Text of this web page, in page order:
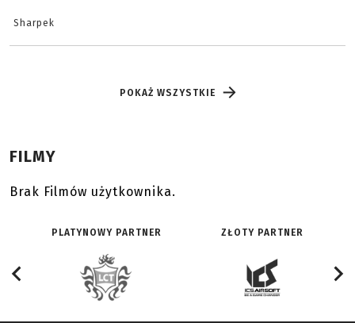
Sharpek
POKAŻ WSZYSTKIE
FILMY
Brak Filmów użytkownika.
PLATYNOWY PARTNER ZŁOTY PARTNER